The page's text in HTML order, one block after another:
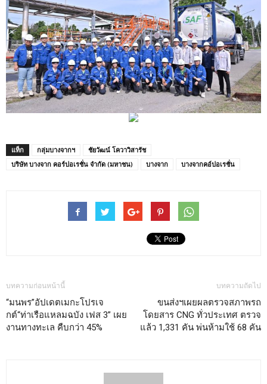
แท็ก กลุ่มบางจากฯ
ชัยวัฒน์ โควาวิสารัช
บริษัท บางจาก คอร์ปอเรชั่น จำกัด (มหาชน)
บางจาก บางจากคอ์ปอเรชั่น
บทความก่อนหน้านี้
“มนพร”อัปเดตเมกะโปรเจ
กต์“ท่าเรือแหลมฉบัง เฟส 3” เผย
งานทางทะเล คืบกว่า 45%
บทความถัดไป
ขนส่งฯเผยผลตรวจสภาพรถ
โดยสาร CNG ทั่วประเทศ ตรวจ
แล้ว 1,331 คัน พ่นห้ามใช้ 68 คัน